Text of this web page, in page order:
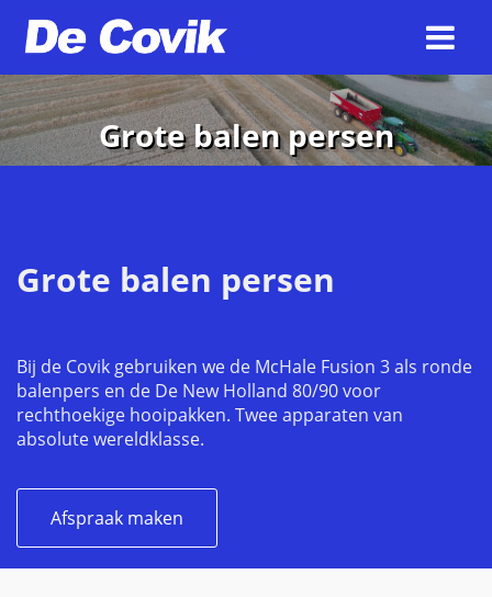
Grote balen persen
Grote balen persen
Bij de Covik gebruiken we de McHale Fusion 3 als ronde
balenpers en de De New Holland 80/90 voor
rechthoekige hooipakken. Twee apparaten van
absolute wereldklasse.
Afspraak maken